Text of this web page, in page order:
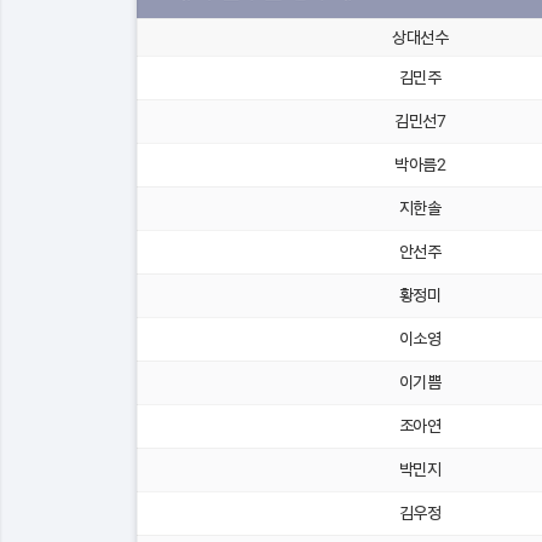
상대선수
김민주
김민선7
박아름2
지한솔
안선주
황정미
이소영
이기쁨
조아연
박민지
김우정